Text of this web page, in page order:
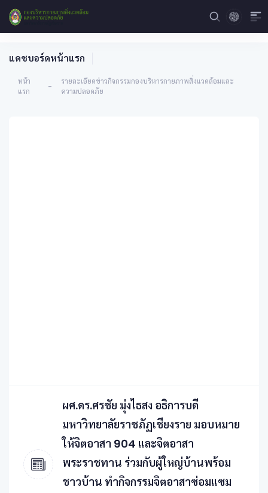
แดชบอร์ดหน้าแรก
หน้า
แรก
-
รายละเอียดข่าวกิจกรรมกองบริหารกายภาพสิ่งแวดล้อมและ
ความปลอดภัย
ผศ.ดร.ศรชัย มุ่งไธสง อธิการบดี
มหาวิทยาลัยราชภัฏเชียงราย มอบหมาย
ให้จิตอาสา 904 และจิตอาสา
พระราชทาน ร่วมกับผู้ใหญ่บ้านพร้อม
ชาวบ้าน ทำกิจกรรมจิตอาสาซ่อมแซม